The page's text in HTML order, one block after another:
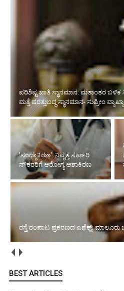
'ಸಂಧ್ಯಾಕಿರಣ': ನಿವೃತ್ತ ಸರ್ಕಾರಿ ನೌಕರರಿಗೆ
ಡಿಕ್ರಿ ತಪಶೀಲು ಆಸ್ತಿ ಮೇಲಿನ ಹಕ್ಕು:
ನೇರ ಅಮಲ್ಜಾರಿ ಪ್ರಕ್ರಿಯೆಗೆ ಕೇರಳ
ಹೈಕೋರ್ಟ್ ಹಸಿರು ನಿಶಾನೆ
ಅಂಗವೈಕಲ್ಯ ನೆಪದಲ್ಲಿ ಸೇವೆಯಿಂದ ವಜಾ:
ಕೋರ್ಟ್‌
BEST ARTICLES